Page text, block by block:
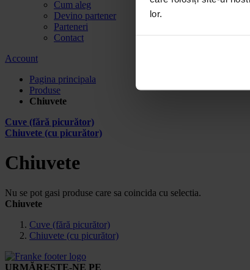
lor.
Cum aleg
Devino partener
Parteneri
Contact
Account
Pagina principala
Produse
Chiuvete
Cuve (fără picurător)
Chiuvete (cu picurător)
Chiuvete
Nu se pot gasi produse care sa coincida cu selectia.
Chiuvete
Cuve (fără picurător)
Chiuvete (cu picurător)
URMĂREȘTE-NE PE